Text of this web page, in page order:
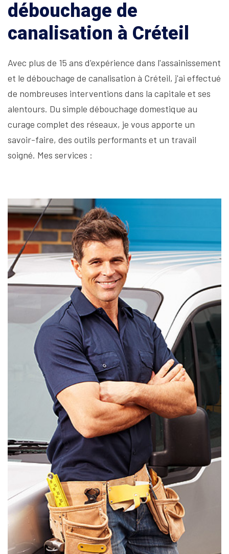
débouchage de
canalisation à Créteil
Avec plus de 15 ans d'expérience dans l'assainissement
et le débouchage de canalisation à Créteil, j'ai effectué
de nombreuses interventions dans la capitale et ses
alentours. Du simple débouchage domestique au
curage complet des réseaux, je vous apporte un
savoir-faire, des outils performants et un travail
soigné. Mes services :